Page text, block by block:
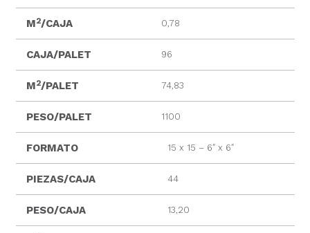
M2/CAJA 0,78
CAJA/PALET 96
M2/PALET 74,83
PESO/PALET 1100
FORMATO 15 x 15 – 6″ x 6″
PIEZAS/CAJA 44
PESO/CAJA 13,20